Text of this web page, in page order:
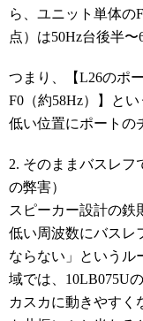
ら、ユニット単体の
点）は50Hz台後半〜
つまり、【L26のポ
F0（約58Hz）】と
低い位置にポートの
2. そのままバスレフ
の弊害）
スピーカー設計の鉄
低い周波数にバスレ
ならない」というル
域では、10LB075U
カスカに動きやすく